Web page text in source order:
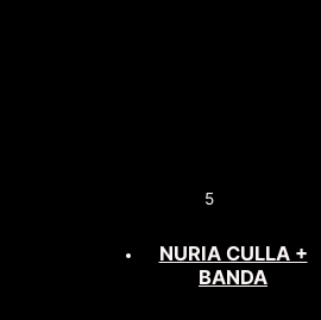
5
NURIA CULLA +
BANDA